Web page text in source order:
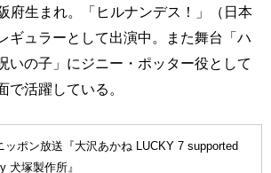
府生まれ。「ヒルナンデス！」（日本
ギュラーとして出演中。また舞台「ハ
いの子」にジニー・ポッター役として
で活躍している。
ッポン放送『大沢あかね LUCKY 7 supported
犬塚製作所』